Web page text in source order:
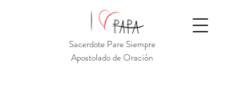
Sacerdote Pare Siempre
Apostolado de Oración